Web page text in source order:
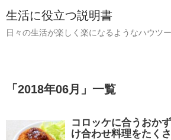
生活に役立つ説明書
日々の生活が楽しく楽になるようなハウツ
「 2018年06月 」 一覧
コロッケに合うおか
け合わせ料理をたく